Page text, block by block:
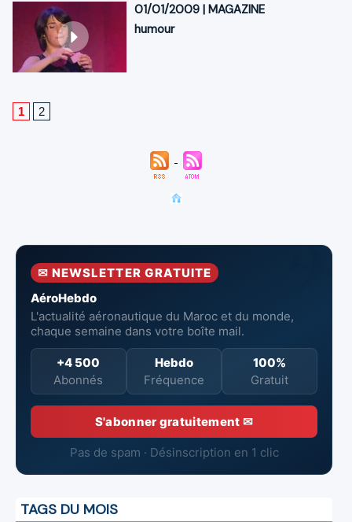
01/01/2009 | MAGAZINE
humour
1 2
✉ NEWSLETTER GRATUITE
AéroHebdo
L'actualité aéronautique du Maroc et du monde,
chaque semaine dans votre boîte mail.
+4 500
Abonnés
Hebdo
Fréquence
100%
Gratuit
S'abonner gratuitement ✉
Pas de spam · Désinscription en 1 clic
TAGS DU MOIS